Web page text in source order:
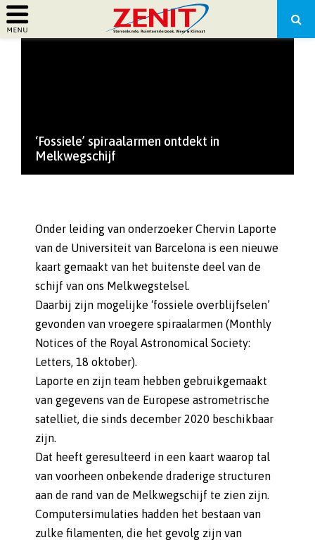
PRIMARY
‘Fossiele’ spiraalarmen ontdekt in
Melkwegschijf
Onder leiding van onderzoeker Chervin Laporte
van de Universiteit van Barcelona is een nieuwe
kaart gemaakt van het buitenste deel van de
schijf van ons Melkwegstelsel.
Daarbij zijn mogelijke ‘fossiele overblijfselen’
gevonden van vroegere spiraalarmen (Monthly
Notices of the Royal Astronomical Society:
Letters, 18 oktober).
Laporte en zijn team hebben gebruikgemaakt
van gegevens van de Europese astrometrische
satelliet, die sinds december 2020 beschikbaar
zijn.
Dat heeft geresulteerd in een kaart waarop tal
van voorheen onbekende draderige structuren
aan de rand van de Melkwegschijf te zien zijn.
Computersimulaties hadden het bestaan van
zulke filamenten, die het gevolg zijn van